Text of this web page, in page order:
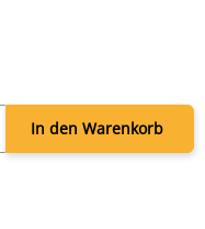
In den Warenkorb